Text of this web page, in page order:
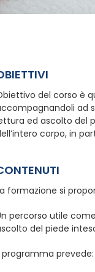
del corso è
ad
ed ascolto del
corpo, in
formazione si
percorso utile
del piede
programma prevede: